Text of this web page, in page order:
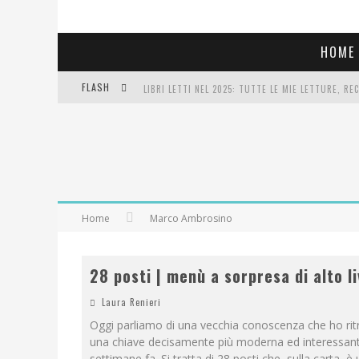
HOME
FLASH LIBRI LETTI NEL 2025: TUTTE LE MIE LETTURE,
Home Marco Ambrosino
28 posti | menù a sorpresa di alto
Laura Renieri
Oggi parliamo di una vecchia conoscenza che ho
una chiave decisamente più moderna ed